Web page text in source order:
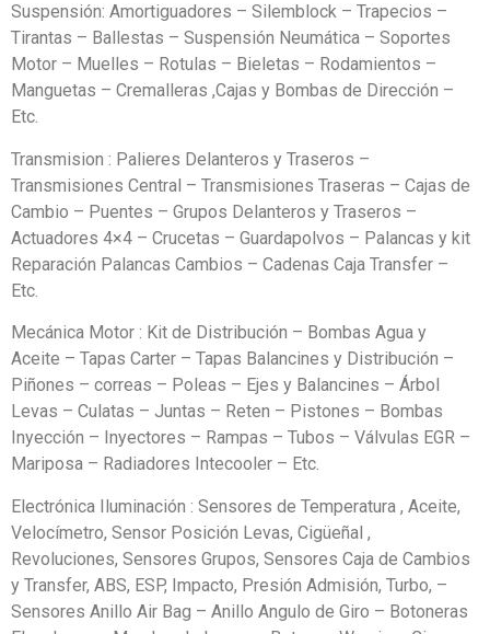
Suspensión: Amortiguadores – Silemblock – Trapecios –
Tirantas – Ballestas – Suspensión Neumática – Soportes
Motor – Muelles – Rotulas – Bieletas – Rodamientos –
Manguetas – Cremalleras ,Cajas y Bombas de Dirección –
Etc.
Transmision : Palieres Delanteros y Traseros –
Transmisiones Central – Transmisiones Traseras – Cajas de
Cambio – Puentes – Grupos Delanteros y Traseros –
Actuadores 4×4 – Crucetas – Guardapolvos – Palancas y kit
Reparación Palancas Cambios – Cadenas Caja Transfer –
Etc.
Mecánica Motor : Kit de Distribución – Bombas Agua y
Aceite – Tapas Carter – Tapas Balancines y Distribución –
Piñones – correas – Poleas – Ejes y Balancines – Árbol
Levas – Culatas – Juntas – Reten – Pistones – Bombas
Inyección – Inyectores – Rampas – Tubos – Válvulas EGR –
Mariposa – Radiadores Intecooler – Etc.
Electrónica Iluminación : Sensores de Temperatura , Aceite,
Velocímetro, Sensor Posición Levas, Cigüeñal ,
Revoluciones, Sensores Grupos, Sensores Caja de Cambios
y Transfer, ABS, ESP, Impacto, Presión Admisión, Turbo, –
Sensores Anillo Air Bag – Anillo Angulo de Giro – Botoneras